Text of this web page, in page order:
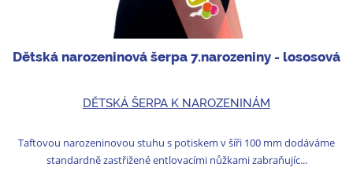
Dětská narozeninová šerpa 7.narozeniny - lososová
DĚTSKÁ ŠERPA K NAROZENINÁM
Taftovou narozeninovou stuhu s potiskem v šíři 100 mm dodáváme
standardně zastřižené entlovacími nůžkami zabraňujíc...